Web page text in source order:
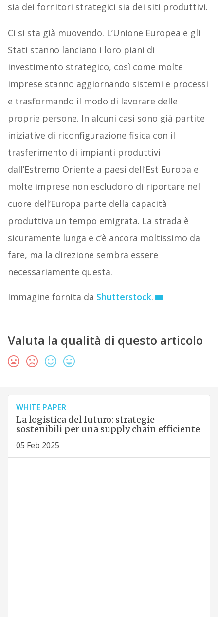
sia dei fornitori strategici sia dei siti produttivi.
Ci si sta già muovendo. L’Unione Europea e gli
Stati stanno lanciano i loro piani di
investimento strategico, così come molte
imprese stanno aggiornando sistemi e processi
e trasformando il modo di lavorare delle
proprie persone. In alcuni casi sono già partite
iniziative di riconfigurazione fisica con il
trasferimento di impianti produttivi
dall’Estremo Oriente a paesi dell’Est Europa e
molte imprese non escludono di riportare nel
cuore dell’Europa parte della capacità
produttiva un tempo emigrata. La strada è
sicuramente lunga e c’è ancora moltissimo da
fare, ma la direzione sembra essere
necessariamente questa.
Immagine fornita da Shutterstock.
Valuta la qualità di questo articolo
WHITE PAPER
La logistica del futuro: strategie
sostenibili per una supply chain efficiente
05 Feb 2025